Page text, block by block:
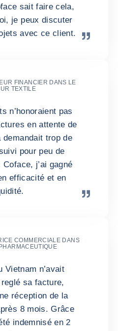
sait faire cela,
je peux discuter
avec ce client.
FINANCIER DANS LE
TEXTILE
n’honoraient pas
en attente de
demandait trop de
pour peu de
j’ai gagné
efficacité et en
COMMERCIALE DANS
Vietnam n’avait
sa facture,
réception de la
8 mois. Grâce
indemnisé en 2